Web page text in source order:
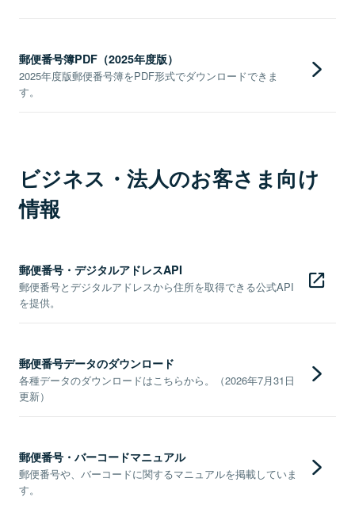
郵便番号簿PDF（2025年度版）
2025年度版郵便番号簿をPDF形式でダウンロードできま
す。
ビジネス・法人のお客さま向け
情報
郵便番号・デジタルアドレスAPI
郵便番号とデジタルアドレスから住所を取得できる公式API
を提供。
郵便番号データのダウンロード
各種データのダウンロードはこちらから。（2026年7月31日
更新）
郵便番号・バーコードマニュアル
郵便番号や、バーコードに関するマニュアルを掲載していま
す。